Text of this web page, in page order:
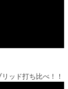
ッド打ち比べ！！